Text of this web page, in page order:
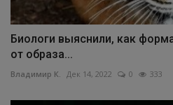
Биологи выяснили, как
от образа...
Владимир К. Дек 14, 2022 0 333